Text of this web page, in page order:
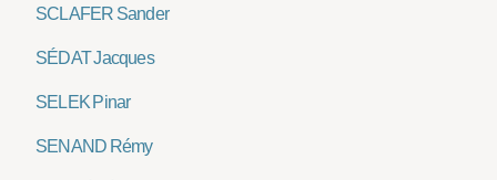
SCLAFER Sander
SÉDAT Jacques
SELEK Pinar
SENAND Rémy